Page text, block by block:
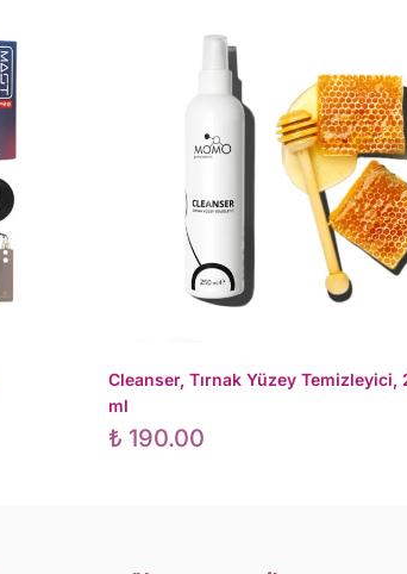
Cleanser, Tırnak Yüzey Temizleyici,
ml
₺ 190.00